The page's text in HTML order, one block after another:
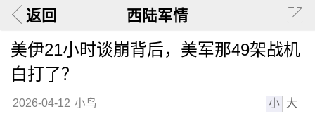
返回 西陆军情
美伊21小时谈崩背后，美军那49架战机
白打了？
2026-04-12 小鸟 小 大